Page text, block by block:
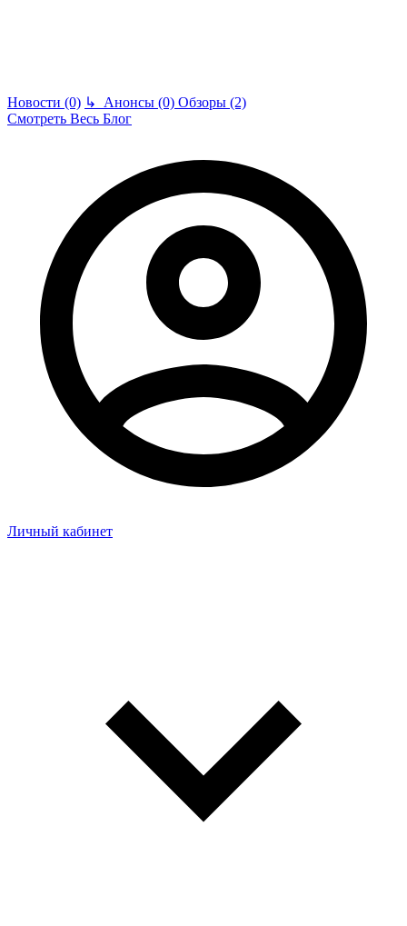
Новости (0) ↳ Анонсы (0) Обзоры (2)
Смотреть Весь Блог
Личный кабинет